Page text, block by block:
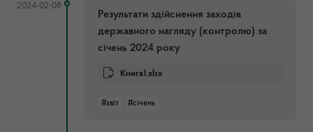
2024-02-08
Результати здійснення заходів
державного нагляду (контролю) за
січень 2024 року
Книга1.xlsx
#звіт #січень